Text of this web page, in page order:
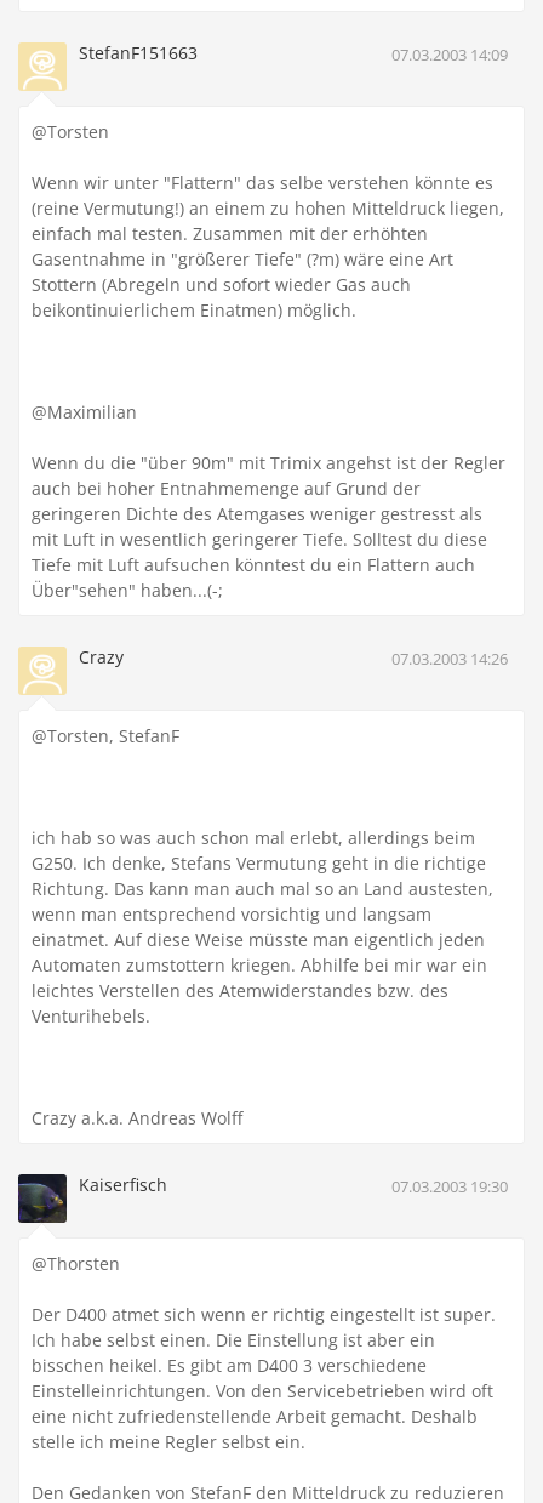
StefanF151663 07.03.2003 14:09
@Torsten
Wenn wir unter "Flattern" das selbe verstehen könnte es
(reine Vermutung!) an einem zu hohen Mitteldruck liegen,
einfach mal testen. Zusammen mit der erhöhten
Gasentnahme in "größerer Tiefe" (?m) wäre eine Art
Stottern (Abregeln und sofort wieder Gas auch
beikontinuierlichem Einatmen) möglich.
@Maximilian
Wenn du die "über 90m" mit Trimix angehst ist der Regler
auch bei hoher Entnahmemenge auf Grund der
geringeren Dichte des Atemgases weniger gestresst als
mit Luft in wesentlich geringerer Tiefe. Solltest du diese
Tiefe mit Luft aufsuchen könntest du ein Flattern auch
Über"sehen" haben...(-;
Crazy 07.03.2003 14:26
@Torsten, StefanF
ich hab so was auch schon mal erlebt, allerdings beim
G250. Ich denke, Stefans Vermutung geht in die richtige
Richtung. Das kann man auch mal so an Land austesten,
wenn man entsprechend vorsichtig und langsam
einatmet. Auf diese Weise müsste man eigentlich jeden
Automaten zumstottern kriegen. Abhilfe bei mir war ein
leichtes Verstellen des Atemwiderstandes bzw. des
Venturihebels.
Crazy a.k.a. Andreas Wolff
Kaiserfisch 07.03.2003 19:30
@Thorsten
Der D400 atmet sich wenn er richtig eingestellt ist super.
Ich habe selbst einen. Die Einstellung ist aber ein
bisschen heikel. Es gibt am D400 3 verschiedene
Einstelleinrichtungen. Von den Servicebetrieben wird oft
eine nicht zufriedenstellende Arbeit gemacht. Deshalb
stelle ich meine Regler selbst ein.
Den Gedanken von StefanF den Mitteldruck zu reduzieren